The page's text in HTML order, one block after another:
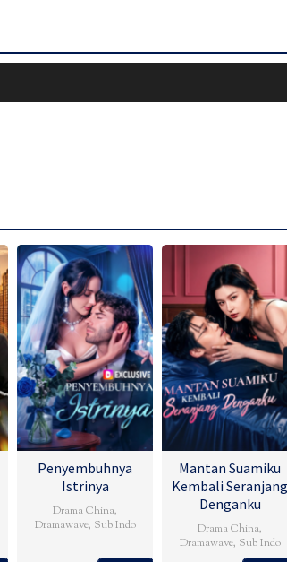
Penyembuhnya
Istrinya
Drama China,
Dramawave, Sub Indo
Mantan Suamiku
Kembali Seranjang
Denganku
Drama China,
Dramawave, Sub Indo